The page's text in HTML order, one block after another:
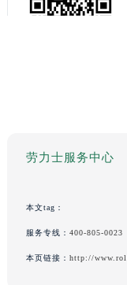
劳力士服务中心
本文tag：
服务专线： 400-805-0023
本页链接： http://